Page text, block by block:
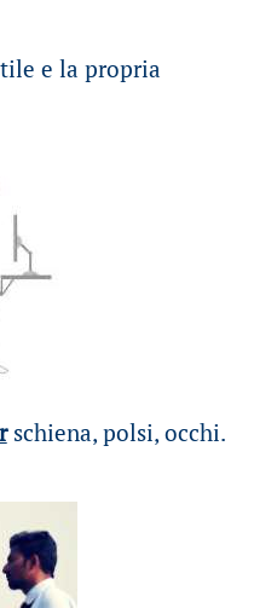
e la propria
schiena, polsi, occhi.